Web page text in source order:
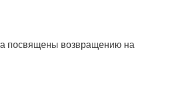
посвящены возвращению на